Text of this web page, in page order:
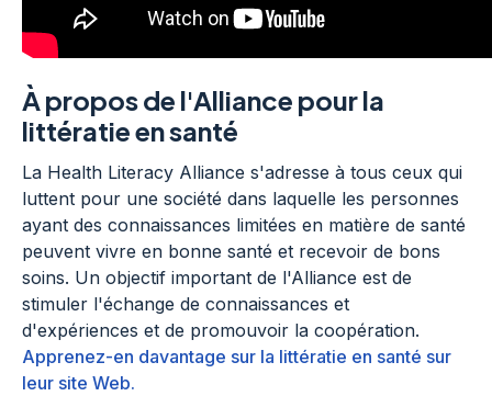
À propos de l'Alliance pour la
littératie en santé
La Health Literacy Alliance s'adresse à tous ceux qui
luttent pour une société dans laquelle les personnes
ayant des connaissances limitées en matière de santé
peuvent vivre en bonne santé et recevoir de bons
soins. Un objectif important de l'Alliance est de
stimuler l'échange de connaissances et
d'expériences et de promouvoir la coopération.
Apprenez-en davantage sur la littératie en santé sur
leur site Web.